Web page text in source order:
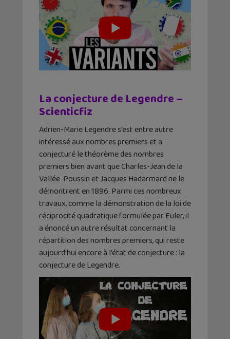
La conjecture de Legendre –
Scienticfiz
Adrien-Marie Legendre s’est entre autre
intéressé aux nombres premiers et a
conjecturé le théorème des nombres
premiers bien avant que Charles-Jean de la
Vallée-Poussin et Jacques Hadarmard ne le
démontrent en 1896. Parmi ces nombreux
travaux, comme la démonstration de la loi de
réciprocité quadratique formulée par Euler, il
a énoncé un autre résultat concernant la
répartition des nombres premiers, qui reste
aujourd’hui encore à l’état de conjecture : la
conjecture de Legendre.